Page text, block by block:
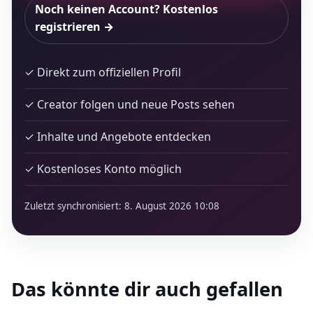
Noch keinen Account? Kostenlos
registrieren →
✓ Direkt zum offiziellen Profil
✓ Creator folgen und neue Posts sehen
✓ Inhalte und Angebote entdecken
✓ Kostenloses Konto möglich
Zuletzt synchronisiert: 8. August 2026 10:08
Das könnte dir auch gefallen